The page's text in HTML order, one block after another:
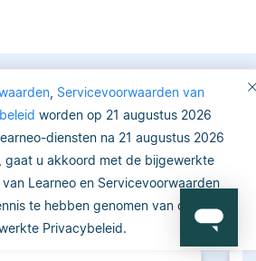
, Servicevoorwaarden van
worden op 21 augustus 2026
diensten na 21 augustus 2026
gaat u akkoord met de bijgewerkte
Learneo en Servicevoorwaarden
te hebben genomen van ons
Privacybeleid.
keuze voor
en academici